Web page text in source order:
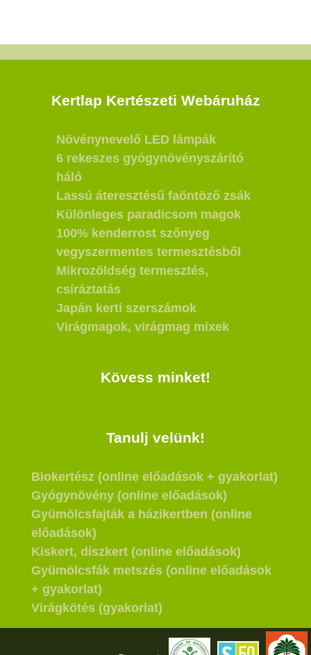
Kertlap Kertészeti Webáruház
Növénynevelő LED lámpák
6 rekeszes gyógynövényszárító
háló
Lassú áteresztésű faöntöző zsák
Különleges paradicsom magok
100% kenderrost szőnyeg
vegyszermentes termesztésből
Mikrozöldség termesztés,
csíráztatás
Japán kerti szerszámok
Virágmagok, virágmag mixek
Kövess minket!
Tanulj velünk!
Biokertész (online előadások + gyakorlat)
Gyógynövény (online előadások)
Gyümölcsfajták a házikertben (online
előadások)
Kiskert, díszkert (online előadások)
Gyümölcsfák metszés (online előadások
+ gyakorlat)
Virágkötés (gyakorlat)